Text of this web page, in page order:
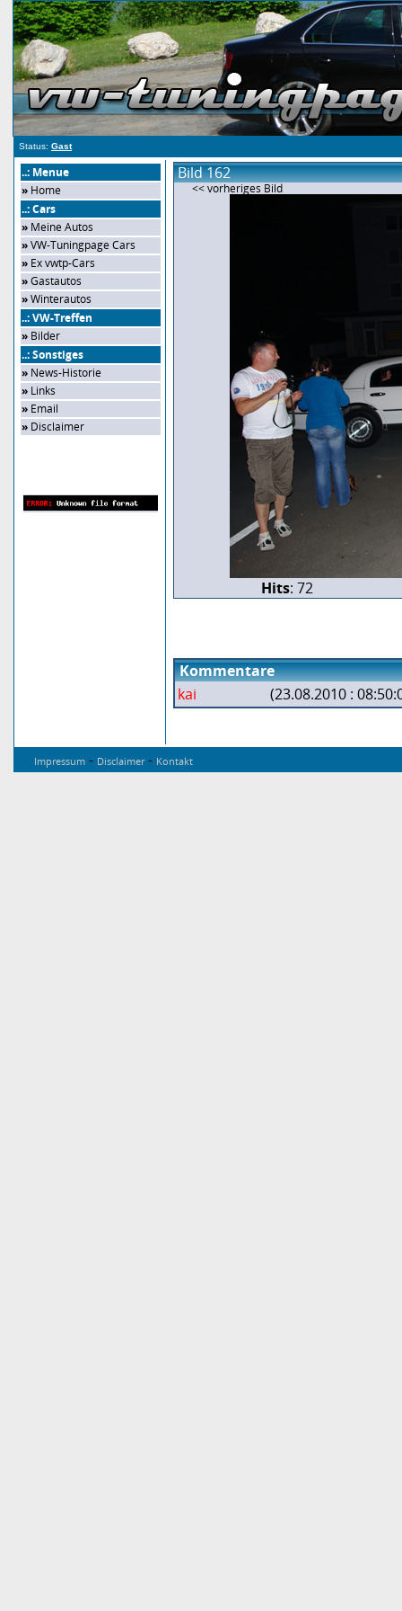
Status: Gast
..: Menue
» Home
..: Cars
» Meine Autos
»VW-Tuningpage Cars
» Ex vwtp-Cars
»Gastautos
»Winterautos
..: VW-Treffen
» Bilder
..: Sonstiges
» News-Historie
» Links
» Email
» Disclaimer
Bild 162
<< vorheriges Bild
Hits: 72
Kommentare
kai
(23.08.2010 :
Impressum - Disclaimer- Kontakt